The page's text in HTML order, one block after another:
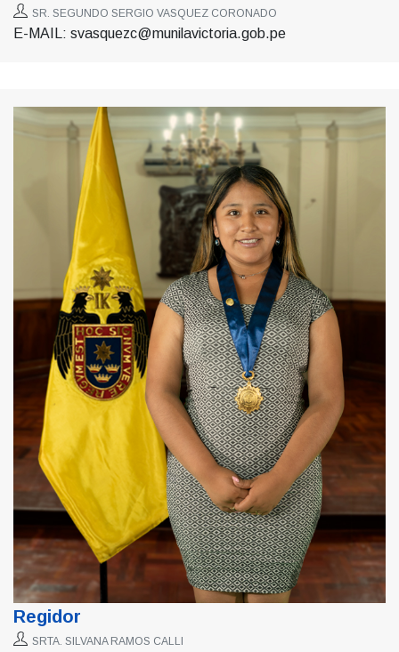
SR. SEGUNDO SERGIO VASQUEZ CORONADO
E-MAIL: svasquezc@munilavictoria.gob.pe
Regidor
SRTA. SILVANA RAMOS CALLI